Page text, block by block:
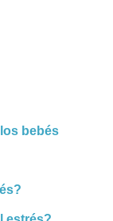
bebés